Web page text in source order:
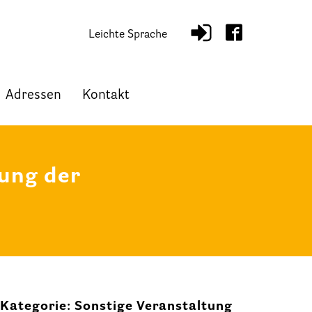
Leichte Sprache
Adressen Kontakt
der
Kategorie: Sonstige Veranstaltung